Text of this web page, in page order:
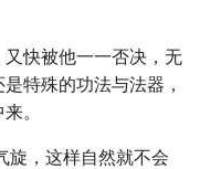
快被他一一否决，无
特殊的功法与法器，
。
旋，这样自然就不会